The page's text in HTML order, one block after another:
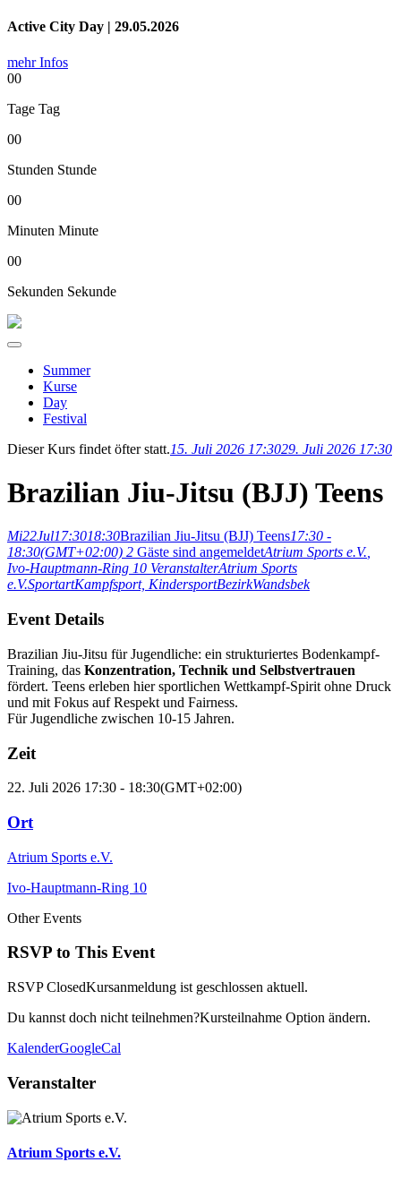
Active City Day | 29.05.2026
mehr Infos
00
Tage Tag
00
Stunden Stunde
00
Minuten Minute
00
Sekunden Sekunde
Summer
Kurse
Day
Festival
Dieser Kurs findet öfter statt.15. Juli 2026 17:3029. Juli 2026 17:30
Brazilian Jiu-Jitsu (BJJ) Teens
Mi22Jul17:3018:30Brazilian Jiu-Jitsu (BJJ) Teens17:30 -
18:30(GMT+02:00) 2 Gäste sind angemeldetAtrium Sports e.V.,
Ivo-Hauptmann-Ring 10 VeranstalterAtrium Sports
e.V.SportartKampfsport, KindersportBezirkWandsbek
Event Details
Brazilian Jiu-Jitsu für Jugendliche: ein strukturiertes Bodenkampf-
Training, das Konzentration, Technik und Selbstvertrauen
fördert. Teens erleben hier sportlichen Wettkampf-Spirit ohne Druck
und mit Fokus auf Respekt und Fairness.
Für Jugendliche zwischen 10-15 Jahren.
Zeit
22. Juli 2026 17:30 - 18:30(GMT+02:00)
Ort
Atrium Sports e.V.
Ivo-Hauptmann-Ring 10
Other Events
RSVP to This Event
RSVP ClosedKursanmeldung ist geschlossen aktuell.
Du kannst doch nicht teilnehmen?Kursteilnahme Option ändern.
KalenderGoogleCal
Veranstalter
Atrium Sports e.V.